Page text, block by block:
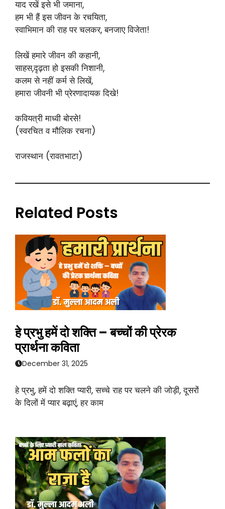
याद रखें इसे भी जमाना,
हम भी हैं इस जीवन के रचयिता,
स्वाभिमान की राह पर चलकर, बनजाए विजेता!
लिखें हमारे जीवन की कहानी,
साहस,दृढ़ता हो इसकी निशानी,
कलम से नहीं कर्म से लिखें,
हमारा जीवनी भी प्रेरणादायक दिखे!
कवियत्री माध्वी बोरसे!
(स्वरचित व मौलिक रचना)
राजस्थान (रावतभाटा)
Related Posts
हे प्रभु हमें दो शक्ति – बच्चों की प्रेरक
प्रार्थना कविता
December 31, 2025
हे प्रभु, हमें दो शक्ति प्यारी, सच्चे राह पर चलने की जोड़ी, दूसरों
के दिलों में प्यार बढ़ाएं, हर काम